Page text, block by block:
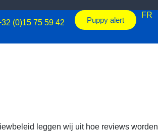
(0)15 75 59 42 Puppy alert
FR
leggen wij uit hoe reviews worden